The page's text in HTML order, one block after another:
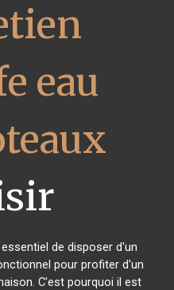
eau
de disposer d'un
pour profiter d'un
C'est pourquoi il est